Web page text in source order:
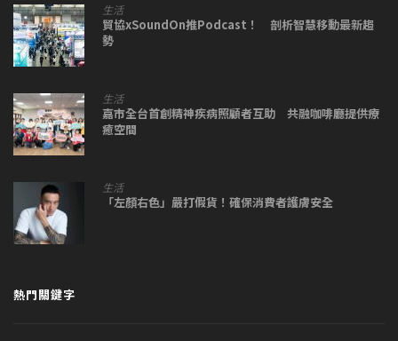
生活
貿協xSoundOn推Podcast！ 剖析智慧移動最新趨
勢
生活
嘉市全台首創精神疾病照顧者互助 共融咖啡廳提供療
癒空間
生活
「左顏右色」嚴打假貨！確保消費者護膚安全
熱門關鍵字